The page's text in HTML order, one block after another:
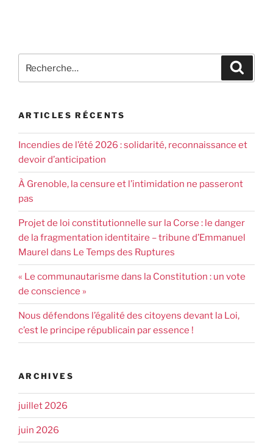
ARTICLES RÉCENTS
Incendies de l’été 2026 : solidarité, reconnaissance et
devoir d’anticipation
À Grenoble, la censure et l’intimidation ne passeront
pas
Projet de loi constitutionnelle sur la Corse : le danger
de la fragmentation identitaire – tribune d’Emmanuel
Maurel dans Le Temps des Ruptures
« Le communautarisme dans la Constitution : un vote
de conscience »
Nous défendons l’égalité des citoyens devant la Loi,
c’est le principe républicain par essence !
ARCHIVES
juillet 2026
juin 2026